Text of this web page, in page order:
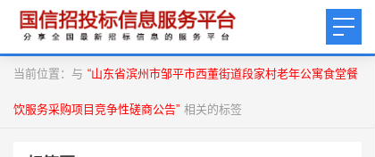
当前位置：与 “山东省滨州市邹平市西董街道段家村老年公寓食堂餐
饮服务采购项目竞争性磋商公告” 相关的标签